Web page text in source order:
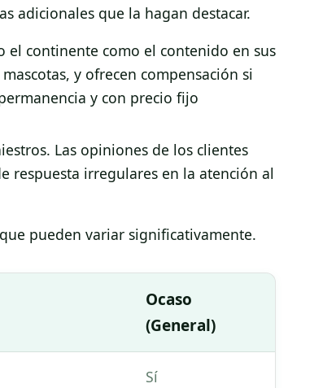
adicionales que la hagan destacar.
continente como el contenido en sus
y ofrecen compensación si
y con precio fijo
Las opiniones de los clientes
respuesta irregulares en la atención al
pueden variar significativamente.
Ocaso
(General)
Sí